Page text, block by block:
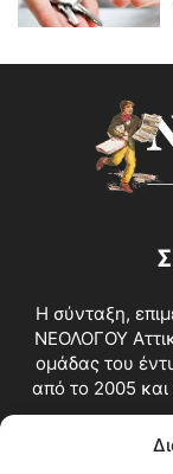
Η σύνταξη,
ΝΕΟΛΟΓΟΥ
ομάδας του
από το 2005 και